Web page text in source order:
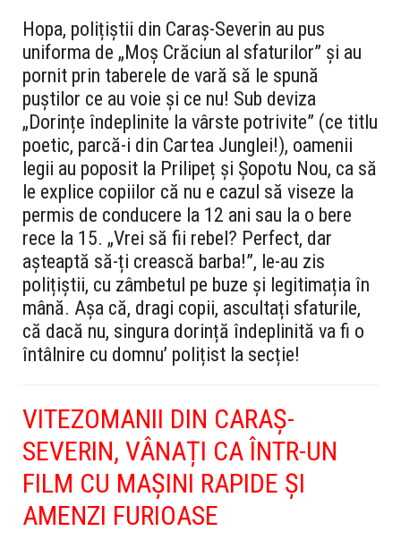
Hopa, polițiștii din Caraș-Severin au pus
uniforma de „Moș Crăciun al sfaturilor” și au
pornit prin taberele de vară să le spună
puștilor ce au voie și ce nu! Sub deviza
„Dorințe îndeplinite la vârste potrivite” (ce titlu
poetic, parcă-i din Cartea Junglei!), oamenii
legii au poposit la Prilipeț și Șopotu Nou, ca să
le explice copiilor că nu e cazul să viseze la
permis de conducere la 12 ani sau la o bere
rece la 15. „Vrei să fii rebel? Perfect, dar
așteaptă să-ți crească barba!”, le-au zis
polițiștii, cu zâmbetul pe buze și legitimația în
mână. Așa că, dragi copii, ascultați sfaturile,
că dacă nu, singura dorință îndeplinită va fi o
întâlnire cu domnu’ polițist la secție!
VITEZOMANII DIN CARAȘ-
SEVERIN, VÂNAȚI CA ÎNTR-UN
FILM CU MAȘINI RAPIDE ȘI
AMENZI FURIOASE